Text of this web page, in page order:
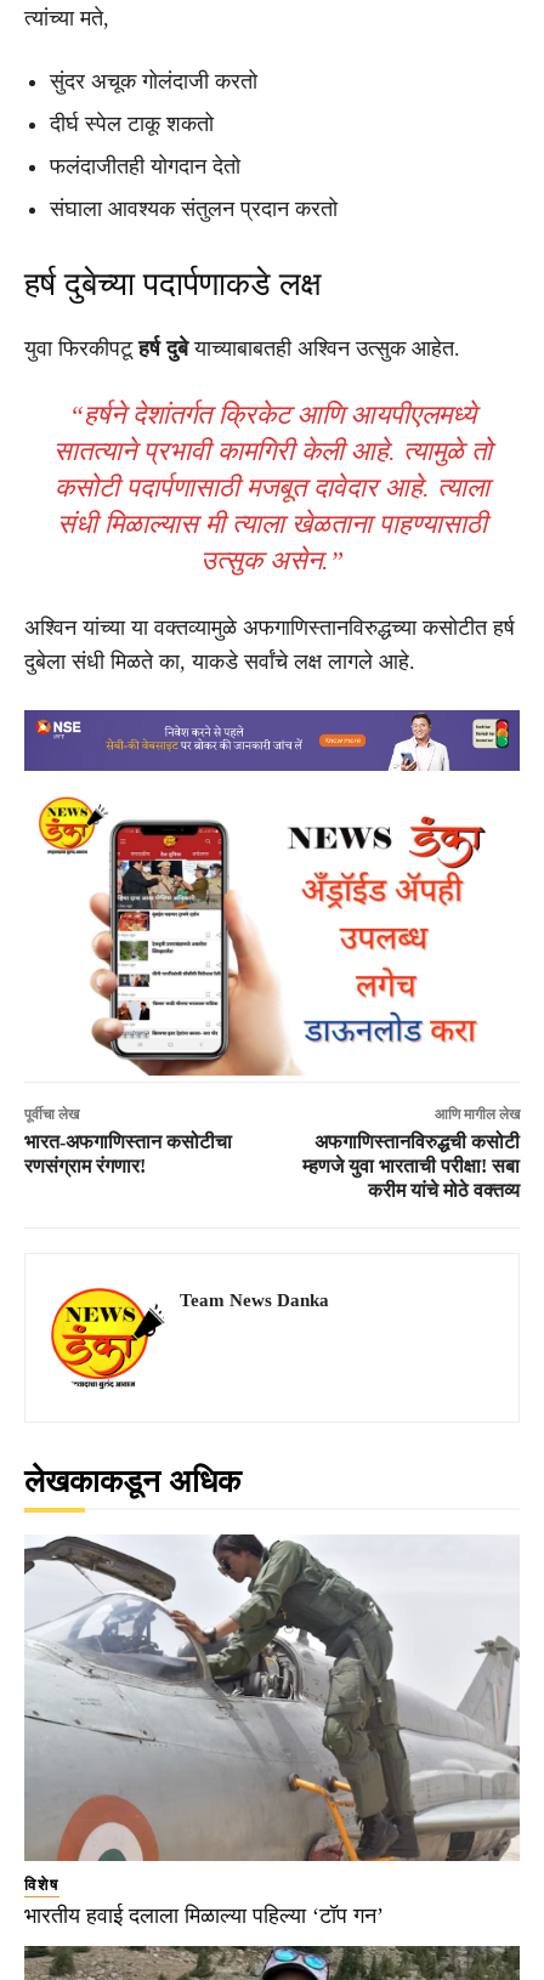
त्यांच्या मते,
सुंदर अचूक गोलंदाजी करतो
दीर्घ स्पेल टाकू शकतो
फलंदाजीतही योगदान देतो
संघाला आवश्यक संतुलन प्रदान करतो
हर्ष दुबेच्या पदार्पणाकडे लक्ष
युवा फिरकीपटूहर्ष दुबेयाच्याबाबतही अश्विन उत्सुक आहेत.
“हर्षने देशांतर्गत क्रिकेट आणि आयपीएलमध्ये
सातत्याने प्रभावी कामगिरी केली आहे. त्यामुळे तो
कसोटी पदार्पणासाठी मजबूत दावेदार आहे. त्याला
संधी मिळाल्यास मी त्याला खेळताना पाहण्यासाठी
उत्सुक असेन.”
अश्विन यांच्या या वक्तव्यामुळे अफगाणिस्तानविरुद्धच्या कसोटीत हर्ष
दुबेला संधी मिळते का, याकडे सर्वांचे लक्ष लागले आहे.
पूर्वीचा लेख
भारत-अफगाणिस्तान कसोटीचा
रणसंग्राम रंगणार!
आणि मागील लेख
अफगाणिस्तानविरुद्धची कसोटी
म्हणजे युवा भारताची परीक्षा! सबा
करीम यांचे मोठे वक्तव्य
Team News Danka
लेखकाकडून अधिक
विशेष
भारतीय हवाई दलाला मिळाल्या पहिल्या ‘टॉप गन’